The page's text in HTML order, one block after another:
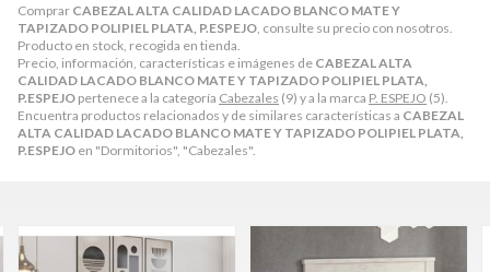
Comprar CABEZAL ALTA CALIDAD LACADO BLANCO MATE Y
TAPIZADO POLIPIEL PLATA, P.ESPEJO , consulte su precio con nosotros.
Producto en stock, recogida en tienda.
Precio, información, características e imágenes de CABEZAL ALTA
CALIDAD LACADO BLANCO MATE Y TAPIZADO POLIPIEL PLATA,
P.ESPEJO pertenece a la categoría Cabezales (9) y a la marca P. ESPEJO (5).
Encuentra productos relacionados y de similares características a CABEZAL
ALTA CALIDAD LACADO BLANCO MATE Y TAPIZADO POLIPIEL PLATA,
P.ESPEJO en "Dormitorios", "Cabezales".